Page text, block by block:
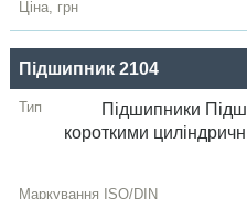
Підшипник 2104
Підшипники
короткими